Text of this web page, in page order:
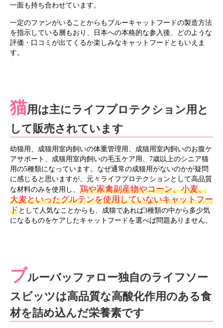
一面も持ち合わせています。
一定のファンがいることからもブルーキャットフードの製造方法
を指示している層もおり、日本への本格的な参入後、どのような
評価・口コミが出てくるか楽しみなキャットフードともいえま
す。
猫用は主にライフプロテクション用と
して販売されています
幼猫用、成猫用室内飼いの体重管理用、成猫用室内飼いのお腹ケ
アサポート、成猫用室内飼いの毛玉ケア用、7歳以上のシニア猫
用の5種類になっています。なぜ通常の成猫用がないのかが疑問
に感じると思いますが、元々ライフプロテクションとして高品質
な材料のみを使用し、 鶏や家禽副産物やコーン、小麦、
大麦といったグルテンを使用していないキャットフー
ドとして人気なことからも、成猫であれば3種類の中から多少気
になるものをケアしたキャットフードを選べば問題ありません。
ブルーバッファロー独自のライフソー
スビッツは高品質な高酸化作用のある食
材を詰め込んだ栄養素です